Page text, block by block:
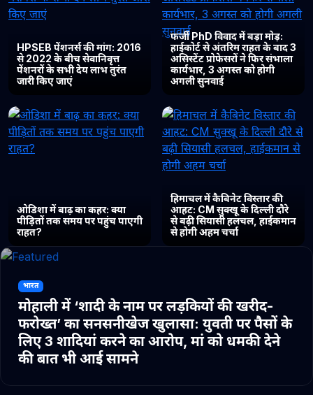
HPSEB पेंशनर्स की मांग: 2016
से 2022 के बीच सेवानिवृत्त
पेंशनरों के सभी देय लाभ तुरंत
जारी किए जाएं
फर्जी PhD विवाद में बड़ा मोड़:
हाईकोर्ट से अंतरिम राहत के बाद 3
असिस्टेंट प्रोफेसरों ने फिर संभाला
कार्यभार, 3 अगस्त को होगी
अगली सुनवाई
ओडिशा में बाढ़ का कहर: क्या
पीड़ितों तक समय पर पहुंच पाएगी
राहत?
हिमाचल में कैबिनेट विस्तार की
आहट: CM सुक्खू के दिल्ली दौरे
से बढ़ी सियासी हलचल, हाईकमान
से होगी अहम चर्चा
भारत
मोहाली में ‘शादी के नाम पर लड़कियों की खरीद-
फरोख्त’ का सनसनीखेज खुलासा: युवती पर पैसों के
लिए 3 शादियां करने का आरोप, मां को धमकी देने
की बात भी आई सामने